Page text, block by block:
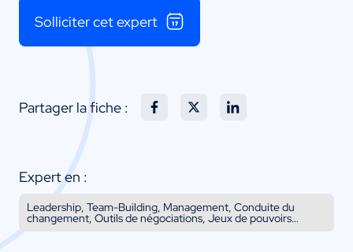
Solliciter cet expert
Partager la fiche :
Expert en :
Leadership, Team-Building, Management, Conduite du
changement, Outils de négociations, Jeux de pouvoirs…